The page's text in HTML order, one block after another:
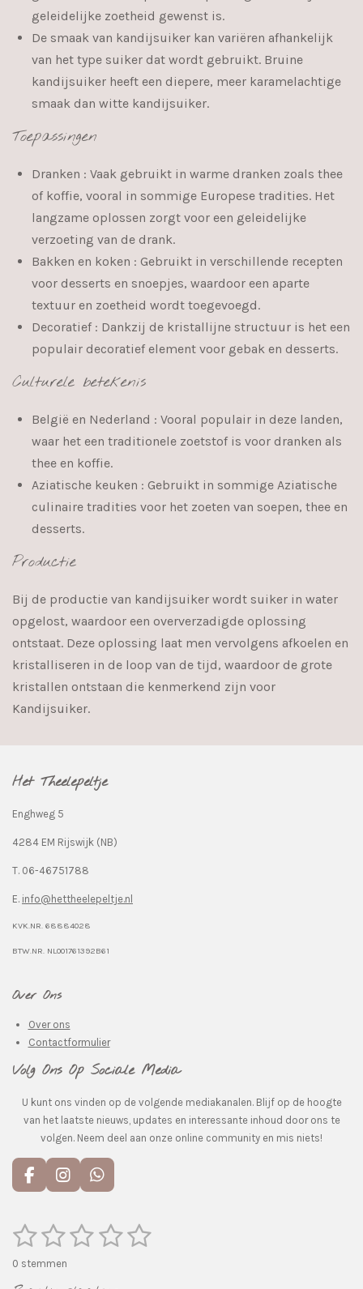
geleidelijke zoetheid gewenst is.
De smaak van kandijsuiker kan variëren afhankelijk
van het type suiker dat wordt gebruikt. Bruine
kandijsuiker heeft een diepere, meer karamelachtige
smaak dan witte kandijsuiker.
Toepassingen
Dranken : Vaak gebruikt in warme dranken zoals thee
of koffie, vooral in sommige Europese tradities. Het
langzame oplossen zorgt voor een geleidelijke
verzoeting van de drank.
Bakken en koken : Gebruikt in verschillende recepten
voor desserts en snoepjes, waardoor een aparte
textuur en zoetheid wordt toegevoegd.
Decoratief : Dankzij de kristallijne structuur is het een
populair decoratief element voor gebak en desserts.
Culturele betekenis
België en Nederland : Vooral populair in deze landen,
waar het een traditionele zoetstof is voor dranken als
thee en koffie.
Aziatische keuken : Gebruikt in sommige Aziatische
culinaire tradities voor het zoeten van soepen, thee en
desserts.
Productie
Bij de productie van kandijsuiker wordt suiker in water
opgelost, waardoor een oververzadigde oplossing
ontstaat. Deze oplossing laat men vervolgens afkoelen en
kristalliseren in de loop van de tijd, waardoor de grote
kristallen ontstaan ​​die kenmerkend zijn voor
Kandijsuiker.
Het Theelepeltje
Enghweg 5
4284 EM Rijswijk (NB)
T. 06-46751788
E. info@hettheelepeltje.nl
KVK.NR. 68884028
BTW.NR. NL001761392B61
Over Ons
Over ons
Contactformulier
Volg Ons Op Sociale Media
U kunt ons vinden op de volgende mediakanalen. Blijf op de hoogte
van het laatste nieuws, updates en interessante inhoud door ons te
volgen. Neem deel aan onze online community en mis niets!
F
a
e
b
o
I
n
g
W
h
R
t
1
s
2
s
3 4 5
0 stemmen